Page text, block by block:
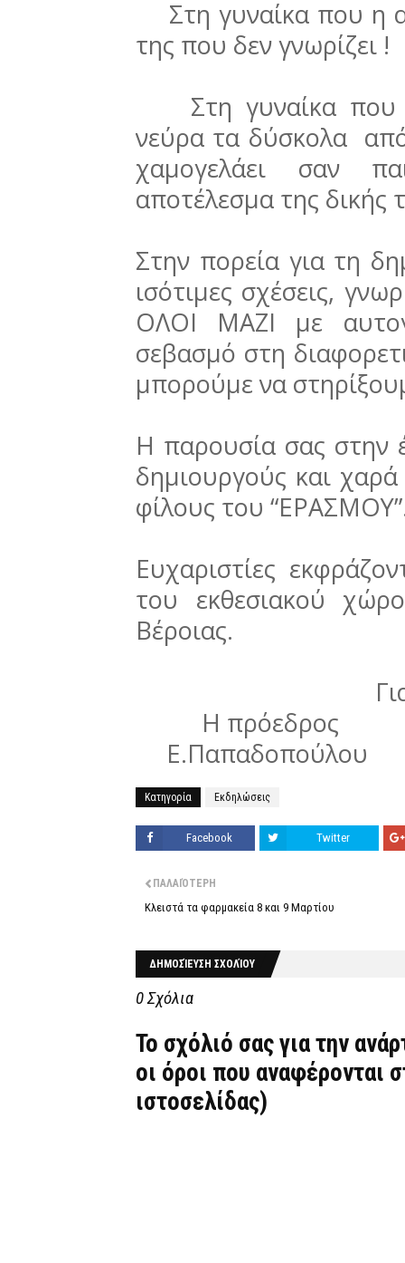
Στη γυναίκα που η
της που δεν γνωρίζει !
Στη γυναίκα που
νεύρα τα δύσκολα
χαμογελάει σαν
αποτέλεσμα της δικής
Στην πορεία για τη
ισότιμες σχέσεις,
ΟΛΟΙ ΜΑΖΙ με
σεβασμό στη
μπορούμε να
Η παρουσία σας στην
δημιουργούς και
φίλους του
Ευχαριστίες
του εκθεσιακού
Βέροιας.
Η
Κατηγορία Εκδηλώσεις
Facebook Twitter
ΠΑΛΑΙΌΤΕΡΗ
Κλειστά τα φαρμακεία 8 και 9 Μαρτίου
ΔΗΜΟΣΊΕΥΣΗ ΣΧΟΛΊΟΥ
0 Σχόλια
Το σχόλιό σας για την
οι όροι που αναφέρονται
ιστοσελίδας)